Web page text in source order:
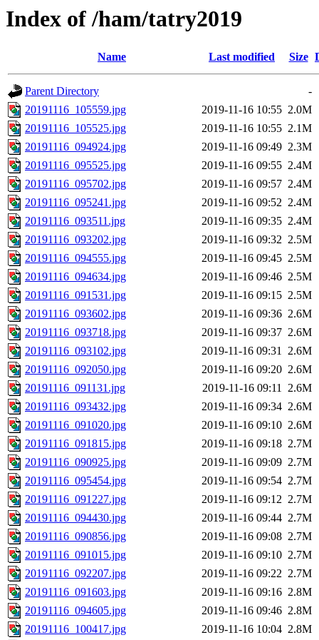
Index of /ham/tatry2019
Name Last modified Size
Parent Directory
-
20191116_105559.jpg
2019-11-16 10:55 2.0M
20191116_105525.jpg
2019-11-16 10:55 2.1M
20191116_094924.jpg
2019-11-16 09:49 2.3M
20191116_095525.jpg
2019-11-16 09:55 2.4M
20191116_095702.jpg
2019-11-16 09:57 2.4M
20191116_095241.jpg
2019-11-16 09:52 2.4M
20191116_093511.jpg
2019-11-16 09:35 2.4M
20191116_093202.jpg
2019-11-16 09:32 2.5M
20191116_094555.jpg
2019-11-16 09:45 2.5M
20191116_094634.jpg
2019-11-16 09:46 2.5M
20191116_091531.jpg
2019-11-16 09:15 2.5M
20191116_093602.jpg
2019-11-16 09:36 2.6M
20191116_093718.jpg
2019-11-16 09:37 2.6M
20191116_093102.jpg
2019-11-16 09:31 2.6M
20191116_092050.jpg
2019-11-16 09:20 2.6M
20191116_091131.jpg
2019-11-16 09:11 2.6M
20191116_093432.jpg
2019-11-16 09:34 2.6M
20191116_091020.jpg
2019-11-16 09:10 2.6M
20191116_091815.jpg
2019-11-16 09:18 2.7M
20191116_090925.jpg
2019-11-16 09:09 2.7M
20191116_095454.jpg
2019-11-16 09:54 2.7M
20191116_091227.jpg
2019-11-16 09:12 2.7M
20191116_094430.jpg
2019-11-16 09:44 2.7M
20191116_090856.jpg
2019-11-16 09:08 2.7M
20191116_091015.jpg
2019-11-16 09:10 2.7M
20191116_092207.jpg
2019-11-16 09:22 2.7M
20191116_091603.jpg
2019-11-16 09:16 2.8M
20191116_094605.jpg
2019-11-16 09:46 2.8M
20191116_100417.jpg
2019-11-16 10:04 2.8M